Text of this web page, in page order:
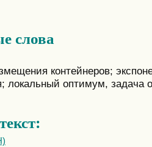
слова
контейнеров;
локальный оптимум, задача